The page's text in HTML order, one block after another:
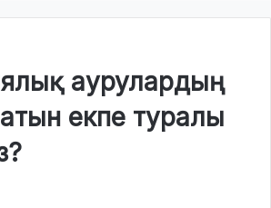
аурулардың
екпе туралы